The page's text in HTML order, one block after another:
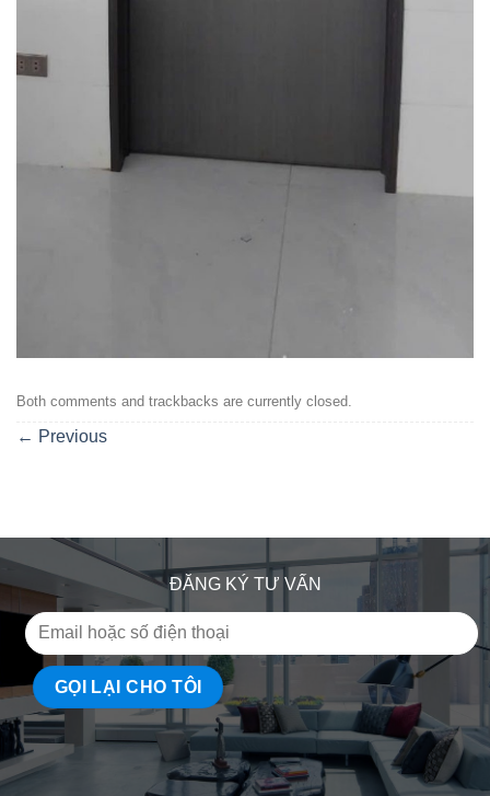
Both comments and trackbacks are currently closed.
← Previous
ĐĂNG KÝ TƯ VẤN